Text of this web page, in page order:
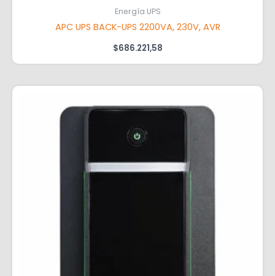
Energía UPS
APC UPS BACK-UPS 2200VA, 230V, AVR
$686.221,58